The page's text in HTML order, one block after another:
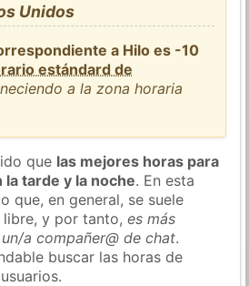
Unidos
a Hilo es -10
estándard de
a la zona horaria
que las mejores horas para
tarde y la noche. En esta
que, en general, se suele
libre, y por tanto,es más
a compañer@ de chat.
buscar las horas de